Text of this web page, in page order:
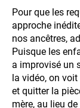
Pour que les
approche
nos ancêtres,
Puisque les
a improvisé un
la vidéo, on
et quitter la
mère, au lieu